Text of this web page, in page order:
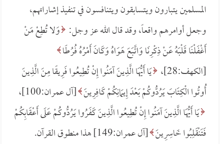
المسلمين يتبارون ويتسابقون ويتنافسون في تنفيذ إشاراتهم،
وجعل أوامرهم واقعاً، وقد قال الله عز وجل: وَلا تُطِعْ مَنْ
أَغْفَلْنَا قَلْبَهُ عَنْ ذِكْرِنَا وَاتَّبَعَ هَوَاهُ وَكَانَ أَمْرُهُ فُرُطًا
[الكهف:28]،
يَا أَيُّهَا الَّذِينَ آمَنُوا إِنْ تُطِيعُوا فَرِيقًا مِنَ الَّذِينَ
أُوتُوا الْكِتَابَ يَرُدُّوكُمْ بَعْدَ إِيمَانِكُمْ كَافِرِينَ [آل عمران:100]،
يَا أَيُّهَا الَّذِينَ آمَنُوا إِنْ تُطِيعُوا الَّذِينَ كَفَرُوا يَرُدُّوكُمْ عَلَى أَعْقَابِكُمْ
فَتَنْقَلِبُوا خَاسِرِينَ [آل عمران:149] هذا منطوق القرآن.